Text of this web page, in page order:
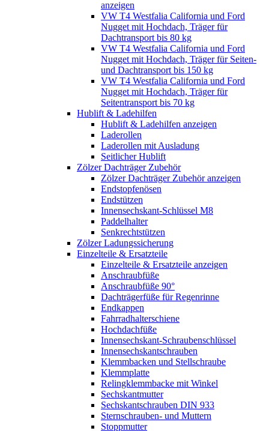
anzeigen
VW T4 Westfalia California und Ford
Nugget mit Hochdach, Träger für
Dachtransport bis 80 kg
VW T4 Westfalia California und Ford
Nugget mit Hochdach, Träger für Seiten-
und Dachtransport bis 150 kg
VW T4 Westfalia California und Ford
Nugget mit Hochdach, Träger für
Seitentransport bis 70 kg
Hublift & Ladehilfen
Hublift & Ladehilfen anzeigen
Laderollen
Laderollen mit Ausladung
Seitlicher Hublift
Zölzer Dachträger Zubehör
Zölzer Dachträger Zubehör anzeigen
Endstopfenösen
Endstützen
Innensechskant-Schlüssel M8
Paddelhalter
Senkrechtstützen
Zölzer Ladungssicherung
Einzelteile & Ersatzteile
Einzelteile & Ersatzteile anzeigen
Anschraubfüße
Anschraubfüße 90°
Dachträgerfüße für Regenrinne
Endkappen
Fahrradhalterschiene
Hochdachfüße
Innensechskant-Schraubenschlüssel
Innensechskantschrauben
Klemmbacken und Stellschraube
Klemmplatte
Relingklemmbacke mit Winkel
Sechskantmutter
Sechskantschrauben DIN 933
Sternschrauben- und Muttern
Stoppmutter